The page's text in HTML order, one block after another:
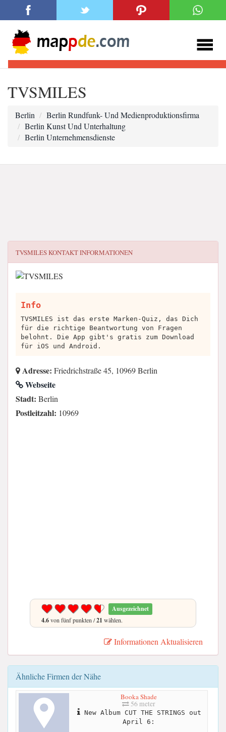
TVSMILES
Berlin
Berlin Rundfunk- Und Medienproduktionsfirma
Berlin Kunst Und Unterhaltung
Berlin Unternehmensdienste
TVSMILESKONTAKT INFORMATIONEN
Info
TVSMILES ist das erste Marken-Quiz, das Dich
für die richtige Beantwortung von Fragen
belohnt. Die App gibt's gratis zum Download
für iOS und Android.
Adresse: Friedrichstraße 45, 10969 Berlin
Webseite
Stadt: Berlin
Postleitzahl: 10969
Ausgezeichnet
4.6von fünf punkten /21 wählen.
Informationen Aktualisieren
Ähnliche Firmen der Nähe
Booka Shade
56 meter
New Album CUT THE STRINGS out
April 6: